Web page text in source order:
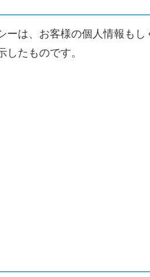
ーは、お客様の個人情報も
したものです。